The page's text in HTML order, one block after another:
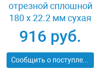
отрезной сплошной
180 х 22.2 мм сухая
резка Matrix
Professional 73128
916 руб.
Сообщить о поступлении